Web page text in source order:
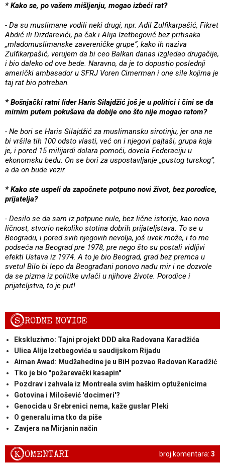
* Kako se, po vašem mišljenju, mogao izbeći rat?
- Da su muslimane vodili neki drugi, npr. Adil Zulfikarpašić, Fikret
Abdić ili Dizdarevići, pa čak i Alija Izetbegović bez pritisaka
„mladomuslimanske zavereničke grupe“, kako ih naziva
Zulfikarpašić, verujem da bi ceo Balkan danas izgledao drugačije,
i bio daleko od ove bede. Naravno, da je to dopustio poslednji
američki ambasador u SFRJ Voren Cimerman i one sile kojima je
taj rat bio potreban.
* Bošnjački ratni lider Haris Silajdžić još je u politici i čini se da
mirnim putem pokušava da dobije ono što nije mogao ratom?
- Ne bori se Haris Silajdžić za muslimansku sirotinju, jer ona ne
bi vršila tih 100 odsto vlasti, već on i njegovi pajtaši, grupa koja
je, i pored 15 milijardi dolara pomoći, dovela Federaciju u
ekonomsku bedu. On se bori za uspostavljanje „pustog turskog“,
a da on bude vezir.
* Kako ste uspeli da započnete potpuno novi život, bez porodice,
prijatelja?
- Desilo se da sam iz potpune nule, bez lične istorije, kao nova
ličnost, stvorio nekoliko stotina dobrih prijateljstava. To se u
Beogradu, i pored svih njegovih nevolja, još uvek može, i to me
podseća na Beograd pre 1978, pre nego što su postali vidljivi
efekti Ustava iz 1974. A to je bio Beograd, grad bez premca u
svetu! Bilo bi lepo da Beograđani ponovo nađu mir i ne dozvole
da se pizma iz politike uvlači u njihove živote. Porodice i
prijateljstva, to je put!
SRODNE NOVICE
Ekskluzivno: Tajni projekt DDD aka Radovana Karadžića
Ulica Alije Izetbegovića u saudijskom Rijadu
Aiman Awad: Mudžahedine je u BiH pozvao Radovan Karadžić
Tko je bio "požarevački kasapin"
Pozdrav i zahvala iz Montreala svim haškim optuženicima
Gotovina i Milošević 'docimeri'?
Genocida u Srebrenici nema, kaže guslar Pleki
O generalu ima tko da piše
Zavjera na Mirjanin način
broj komentara: 3
KOMENTARI